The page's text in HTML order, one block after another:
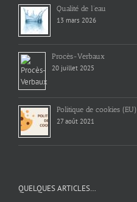
Qualité de l’eau
13 mars 2026
Procès-Verbaux
20 juillet 2025
Politique de cookies (EU)
27 août 2021
QUELQUES ARTICLES…